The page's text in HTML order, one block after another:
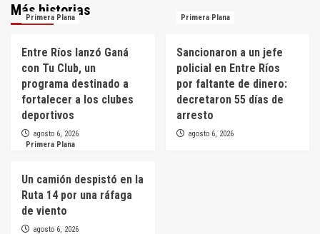
Más historias
Primera Plana
Entre Ríos lanzó Ganá
con Tu Club, un
programa destinado a
fortalecer a los clubes
deportivos
agosto 6, 2026
Primera Plana
Sancionaron a un jefe
policial en Entre Ríos
por faltante de dinero:
decretaron 55 días de
arresto
agosto 6, 2026
Primera Plana
Un camión despistó en la
Ruta 14 por una ráfaga
de viento
agosto 6, 2026